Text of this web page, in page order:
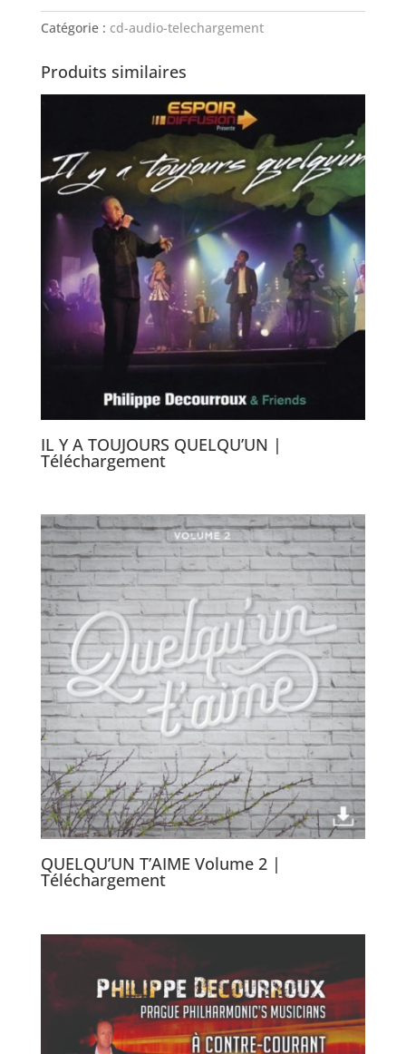
rose
et
noir
|
Catégorie : cd-audio-telechargement
Produits similaires
IL Y A TOUJOURS QUELQU’UN |
Téléchargement
QUELQU’UN T’AIME Volume 2 |
Téléchargement